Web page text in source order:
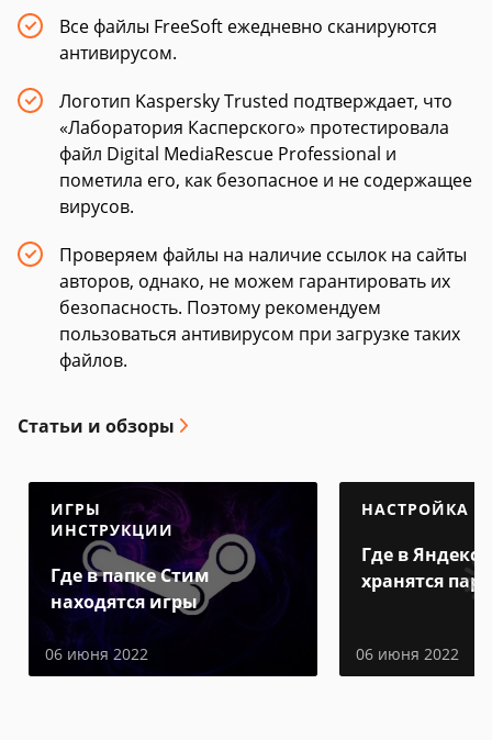
Все файлы FreeSoft ежедневно сканируются
антивирусом.
Логотип Kaspersky Trusted подтверждает, что
«Лаборатория Касперского» протестировала
файл Digital MediaRescue Professional и
пометила его, как безопасное и не содержащее
вирусов.
Проверяем файлы на наличие ссылок на сайты
авторов, однако, не можем гарантировать их
безопасность. Поэтому рекомендуем
пользоваться антивирусом при загрузке таких
файлов.
Статьи и обзоры
ИГРЫ
ИНСТРУКЦИИ
Где в папке Стим
находятся игры
06 июня 2022
НАСТРОЙКА
Где в Яндекс
хранятся
06 июня 2022